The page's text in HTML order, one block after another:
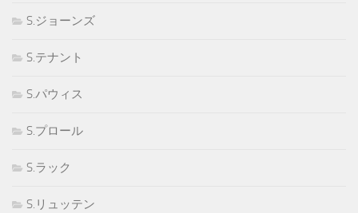
S.ジョーンズ
S.テナント
S.パウィス
S.プロール
S.ラック
S.リュッテン